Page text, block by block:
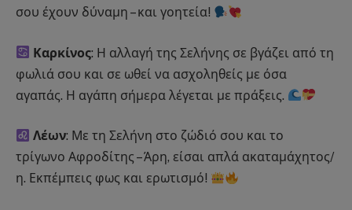
σου έχουν δύναμη – και γοητεία!
Καρκίνος: Η αλλαγή της Σελήνης σε βγάζει από τη
φωλιά σου και σε ωθεί να ασχοληθείς με όσα
αγαπάς. Η αγάπη σήμερα λέγεται με πράξεις.
Λέων: Με τη Σελήνη στο ζώδιό σου και το
τρίγωνο Αφροδίτης – Άρη, είσαι απλά ακαταμάχητος/
η. Εκπέμπεις φως και ερωτισμό!